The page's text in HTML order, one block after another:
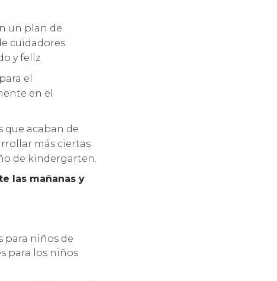
un plan de
cuidadores
y feliz.
el
en el
que acaban de
más ciertas
de kindergarten.
las mañanas y
para niños de
para los niños